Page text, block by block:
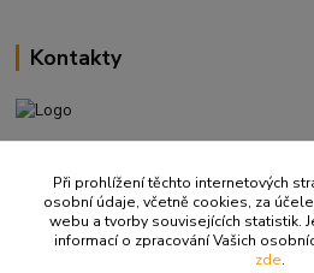
Kontakty
(Po-Pá, 9-18 hod.)
info@ritualbrno-eshop.cz
Při prohlížení těchto internetových
osobní údaje, včetně cookies, za
webu a tvorby souvisejících statistik.
informací o zpracování Vašich
zde.